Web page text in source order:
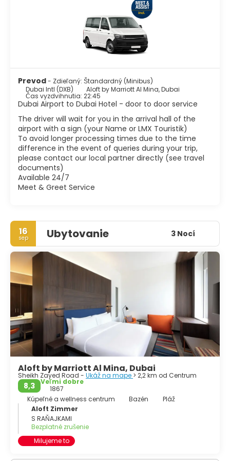
tradičná a evokuje minulosť Dubaja. Tu nájdete tradičné
emirátske domy, rušné trhy, múzeá, galérie a jediný
zostávajúci kúsok starého mestského múru Dubaja.
Ďalšou veľkou atrakciou v Dubaji je mešita Jumeirah,
ktorá, hoci je mimo Starého mesta, je nádherným
príkladom tradičnej islamskej architektúry.
Dubaj je mesto zamerané do budúcnosti v neustálom
rozvoji, ale dokázalo si zachovať svoje tradície a kultúru.
Takže je spravodlivé povedať, že Dubaj je jedným z
najvzrušujúcejších miest na svete.
Prevod- Zdieľaný: Štandardný (Minibus)
Dubai Intl (DXB)
Aloft by Marriott Al Mina, Dubai
Čas vyzdvihnutia: 22:45
Dubai Airport to Dubai Hotel - door to door service
The driver will wait for you in the arrival hall of the
airport with a sign (your Name or LMX Touristik)
To avoid longer processing times due to the time
difference in the event of queries during your trip,
please contact our local partner directly (see travel
documents)
Available 24/7
Meet & Greet Service
16
sep Ubytovanie 3 Nocí
Aloft by Marriott Al Mina, Dubai
Sheikh Zayed Road - Ukáž na mape > 2,2 km od Centrum
8,3
Veľmi dobre
1867
Kúpeľné a wellness centrum
Bazén
Pláž
Aloft Zimmer
S RAŇAJKAMI
Bezplatné zrušenie
Milujeme to